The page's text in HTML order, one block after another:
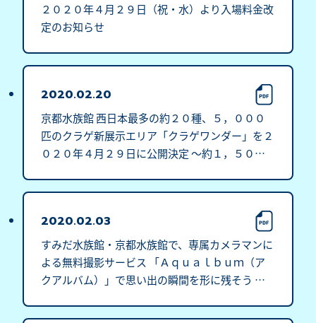
２０２０年４月２９日（祝・水）より入場料金改
定のお知らせ
2020.02.20
京都水族館 西日本最多の約２０種、５，０００
匹のクラゲ新展示エリア「クラゲワンダー」を２
０２０年４月２９日に公開決定 ～約１，５００
ＵＲＵＲＩ」が登場～
2020.02.03
すみだ水族館・京都水族館で、専属カメラマンに
よる無料撮影サービス 「Ａｑｕａｌｂｕｍ（ア
クアルバム）」で思い出の瞬間を形に残そう ２
中